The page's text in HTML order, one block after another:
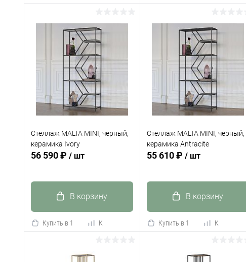
клик
сравнению
В избранное Под заказ
клик
сравнению
В избранное В наличии
Стеллаж MALTA MINI, черный,
керамика Ivory
56 590 ₽ / шт
В корзину
Купить в 1
клик
К
сравнению
Стеллаж MALTA MINI, черный,
керамика Antracite
55 610 ₽ / шт
В корзину
Купить в 1
клик
К
сравнению